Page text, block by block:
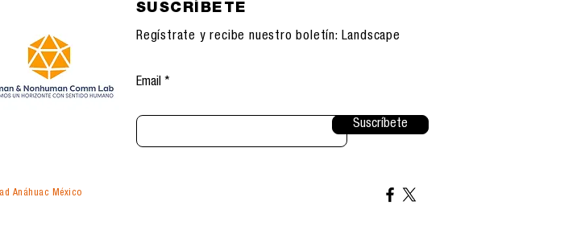
SUSCRÍBETE
Regístrate y recibe nuestro boletín: Landscape
Email
Suscríbete
Anáhuac México